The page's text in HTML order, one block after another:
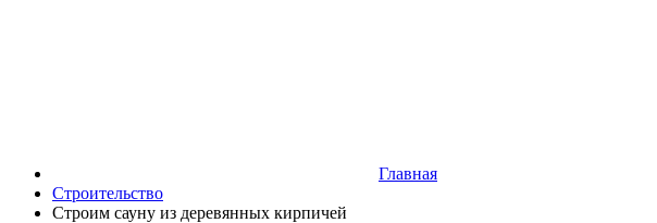
Главная
Строительство
Строим сауну из деревянных кирпичей